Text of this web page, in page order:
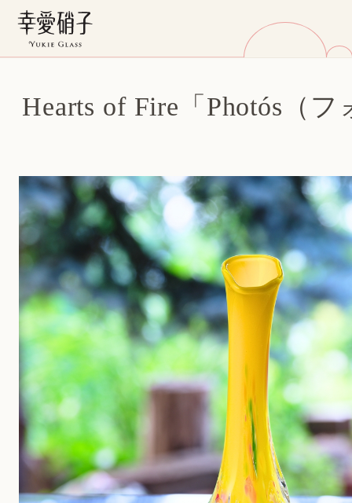
Hearts of Fire「Photós（